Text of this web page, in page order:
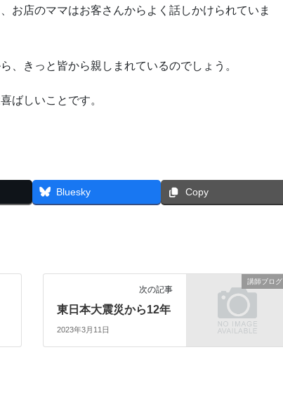
お店のママはお客さんからよく話しかけられていま
、きっと皆から親しまれているのでしょう。
ばしいことです。
Bluesky Copy
講師ブログ
次の記事
東日本大震災から12年
2023年3月11日